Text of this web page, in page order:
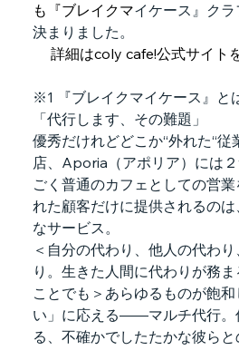
も『ブレイクマイケース』ク
決まりました。
詳細はcoly cafe!公式サイト
※1 『ブレイクマイケース』と
「代行します、その難題」
優秀だけれどどこか“外れた“
店、Aporia（アポリア）には２
ごく普通のカフェとしての営
れた顧客だけに提供されるの
なサービス。
＜自分の代わり、他人の代わ
り。生きた人間に代わりが務
ことでも＞あらゆるものが飽
い」に応える――マルチ代行。
る、不確かでしたたかな彼らと